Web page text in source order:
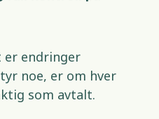
endringer
noe, er om hver
som avtalt.